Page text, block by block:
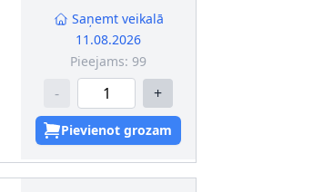
Saņemt veikalā
11.08.2026
Pieejams: 99
- +
Pievienot grozam